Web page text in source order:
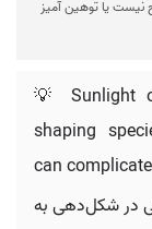
یا توهین آمیز
💡 Sunlight
shaping
can
در شکل‌دهی به